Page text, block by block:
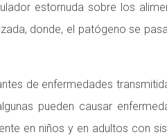
estornuda sobre los
donde, el patógeno se
de enfermedades
pueden causar
en niños y en adultos con